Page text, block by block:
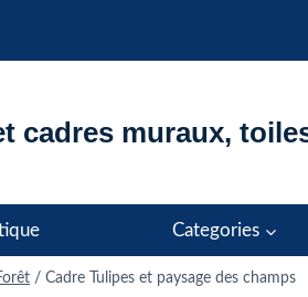
cadres muraux,
Categories
/ Cadre Tulipes et paysage des champs